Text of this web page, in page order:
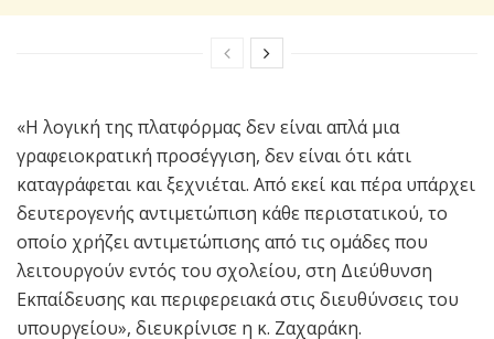
«Η λογική της πλατφόρμας δεν είναι απλά μια
γραφειοκρατική προσέγγιση, δεν είναι ότι κάτι
καταγράφεται και ξεχνιέται. Από εκεί και πέρα υπάρχει
δευτερογενής αντιμετώπιση κάθε περιστατικού, το
οποίο χρήζει αντιμετώπισης από τις ομάδες που
λειτουργούν εντός του σχολείου, στη Διεύθυνση
Εκπαίδευσης και περιφερειακά στις διευθύνσεις του
υπουργείου», διευκρίνισε η κ. Ζαχαράκη.